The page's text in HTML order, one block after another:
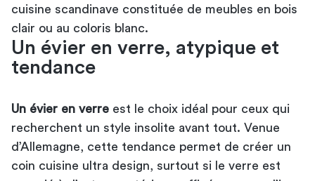
cuisine scandinave constituée de meubles en bois
clair ou au coloris blanc.
Un évier en verre, atypique et
tendance
Un évier en verre est le choix idéal pour ceux qui
recherchent un style insolite avant tout. Venue
d’Allemagne, cette tendance permet de créer un
coin cuisine ultra design, surtout si le verre est